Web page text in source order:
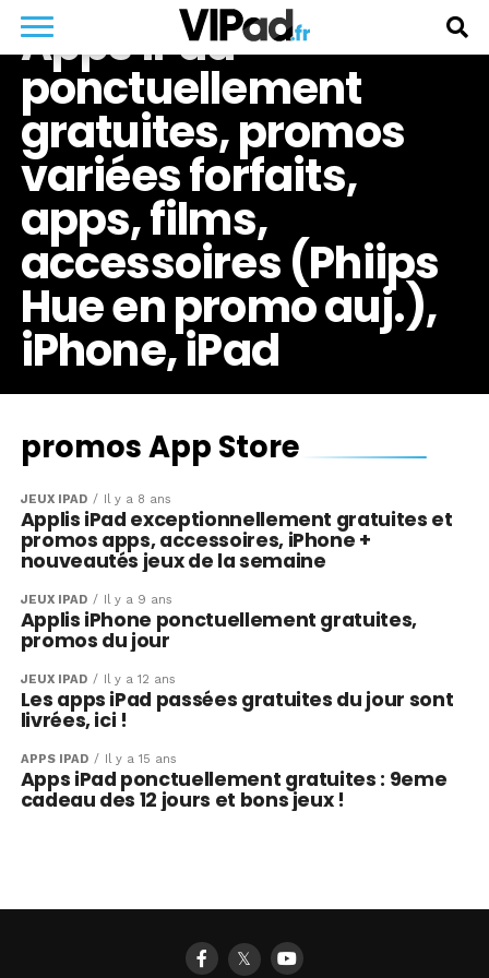
Apps iPad
ponctuellement
gratuites, promos
variées forfaits,
apps, films,
accessoires (Phiips
Hue en promo auj.),
iPhone, iPad
promos App Store
JEUX IPAD Il y a 8 ans
Applis iPad exceptionnellement gratuites et
promos apps, accessoires, iPhone +
nouveautés jeux de la semaine
JEUX IPAD Il y a 9 ans
Applis iPhone ponctuellement gratuites,
promos du jour
JEUX IPAD Il y a 12 ans
Les apps iPad passées gratuites du jour sont
livrées, ici !
APPS IPAD Il y a 15 ans
Apps iPad ponctuellement gratuites : 9eme
cadeau des 12 jours et bons jeux !
𝕏